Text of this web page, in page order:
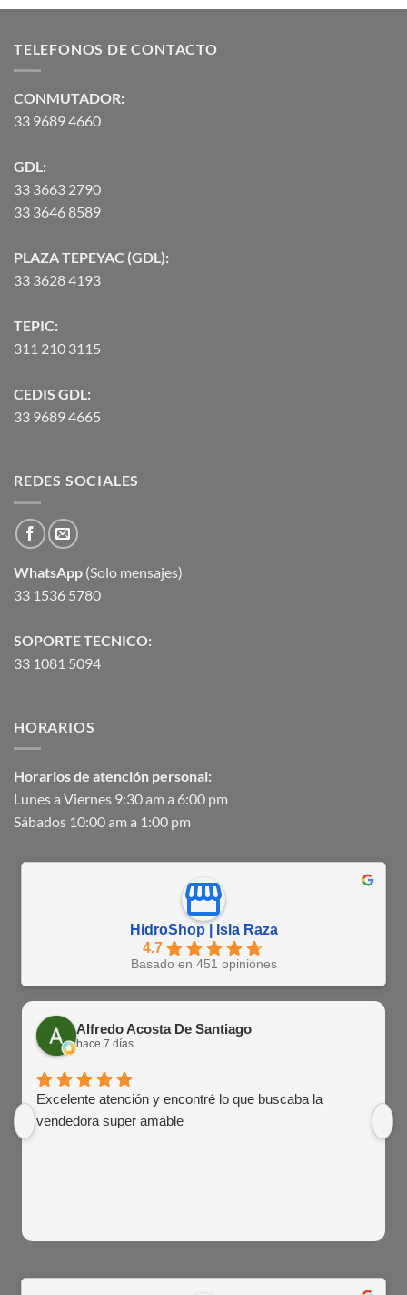
precios:
TELEFONOS DE CONTACTO
CONMUTADOR:
33 9689 4660
GDL:
33 3663 2790
33 3646 8589
PLAZA TEPEYAC (GDL):
33 3628 4193
TEPIC:
311 210 3115
CEDIS GDL:
33 9689 4665
REDES SOCIALES
WhatsApp (Solo mensajes)
33 1536 5780
SOPORTE TECNICO:
33 1081 5094
HORARIOS
Horarios de atención personal:
Lunes a Viernes 9:30 am a 6:00 pm
Sábados 10:00 am a 1:00 pm
HidroShop | Isla Raza
4.7
Basado en 451 opiniones
Alfredo Acosta De Santiago
hace 7 días
Excelente atención y encontré lo que buscaba la
vendedora super amable